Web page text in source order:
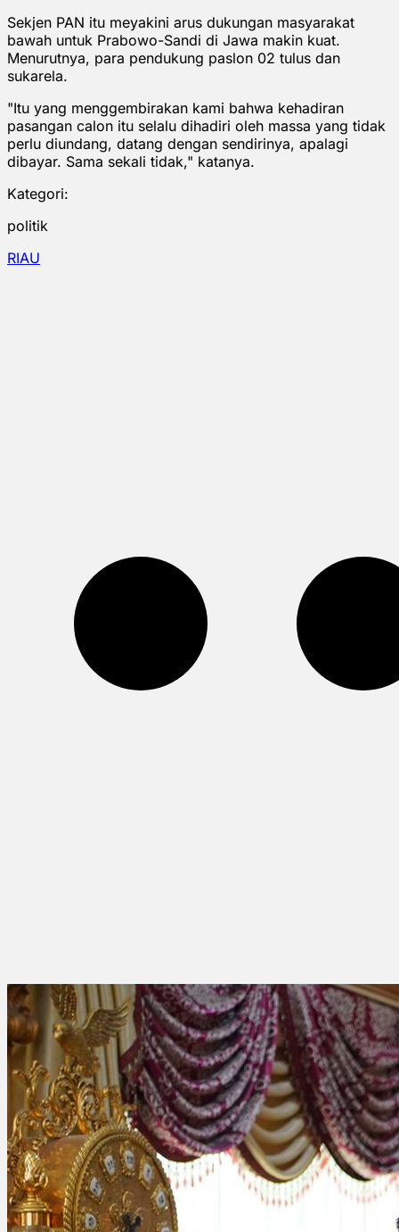
Sekjen PAN itu meyakini arus dukungan masyarakat
bawah untuk Prabowo-Sandi di Jawa makin kuat.
Menurutnya, para pendukung paslon 02 tulus dan
sukarela.
"Itu yang menggembirakan kami bahwa kehadiran
pasangan calon itu selalu dihadiri oleh massa yang tidak
perlu diundang, datang dengan sendirinya, apalagi
dibayar. Sama sekali tidak," katanya.
Kategori:
politik
RIAU